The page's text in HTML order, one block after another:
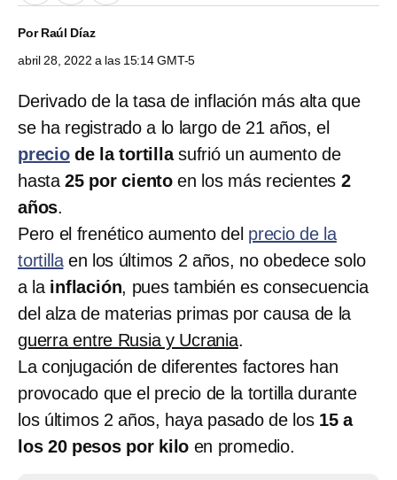
PorRaúl Díaz
abril 28, 2022 a las 15:14 GMT-5
Derivado de la tasa de inflación más alta que
se ha registrado a lo largo de 21 años, el
preciode la tortillasufrió un aumento de
hasta25 por ciento en los más recientes 2
años.
Pero el frenético aumento del precio de la
tortillaen los últimos 2 años, no obedece solo
a la inflación, pues también es consecuencia
del alza de materias primas por causa de la
guerra entre Rusia y Ucrania.
La conjugación de diferentes factores han
provocado que el precio de la tortilla durante
los últimos 2 años, haya pasado de los 15 a
los 20 pesos por kilo en promedio.